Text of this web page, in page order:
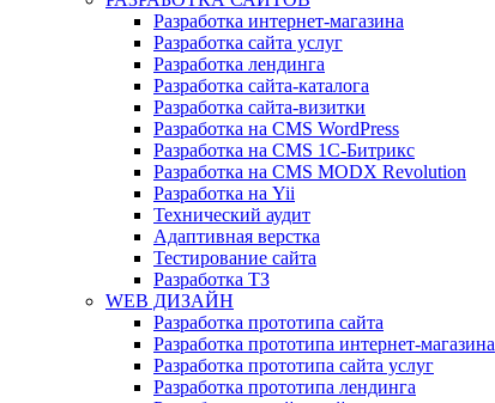
Разработка интернет-магазина
Разработка сайта услуг
Разработка лендинга
Разработка сайта-каталога
Разработка сайта-визитки
Разработка на CMS WordPress
Разработка на CMS 1С-Битрикс
Разработка на CMS MODX Revolution
Разработка на Yii
Технический аудит
Адаптивная верстка
Тестирование сайта
Разработка ТЗ
WEB ДИЗАЙН
Разработка прототипа сайта
Разработка прототипа интернет-магазина
Разработка прототипа сайта услуг
Разработка прототипа лендинга